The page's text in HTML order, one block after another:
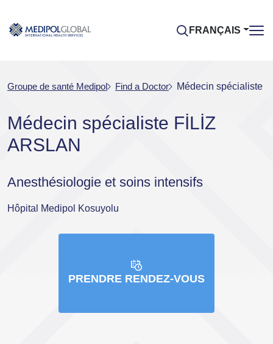
FRANÇAIS
Groupe de santé Medipol Find a Doctor Médecin spécialiste
Médecin spécialiste FİLİZ
ARSLAN
Anesthésiologie et soins intensifs
Hôpital Medipol Kosuyolu
PRENDRE RENDEZ-VOUS